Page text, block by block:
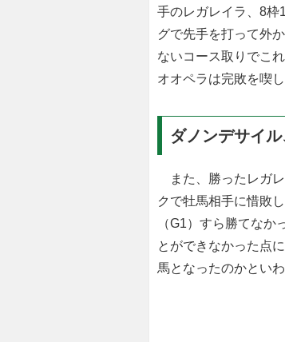
手のレガレイラ、8枠
グで先手を打って外
ないコース取りでこ
オオペラは完敗を喫
ダノンデサイ
また、勝ったレガレ
クで牡馬相手に惜敗
（G1）すら勝てな
とができなかった点
馬となったのかとい